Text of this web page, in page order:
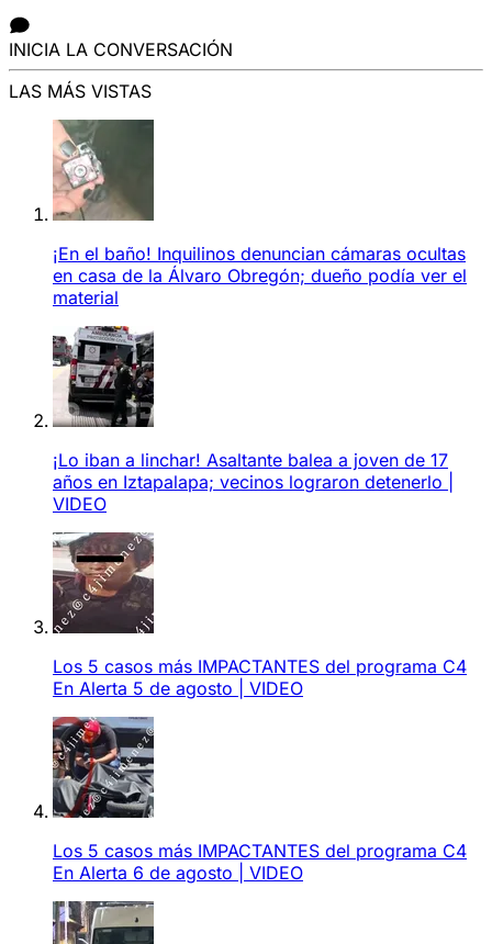
INICIA LA CONVERSACIÓN
LAS MÁS VISTAS
¡En el baño! Inquilinos denuncian cámaras ocultas
en casa de la Álvaro Obregón; dueño podía ver el
material
¡Lo iban a linchar! Asaltante balea a joven de 17
años en Iztapalapa; vecinos lograron detenerlo |
VIDEO
Los 5 casos más IMPACTANTES del programa C4
En Alerta 5 de agosto | VIDEO
Los 5 casos más IMPACTANTES del programa C4
En Alerta 6 de agosto | VIDEO